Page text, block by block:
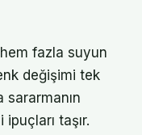
fazla suyun
değişimi tek
sararmanın
ipuçları taşır.